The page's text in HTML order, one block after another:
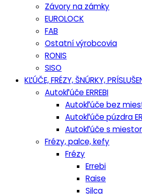
Závory na zámky
EUROLOCK
FAB
Ostatní výrobcovia
RONIS
SISO
KĽÚČE, FRÉZY, ŠNÚRKY,
Autokľúče ERREBI
Autokľúče bez
Autokľúče púzdra
Autokľúče s
Frézy, palce, kefy
Frézy
Errebi
Raise
Silca